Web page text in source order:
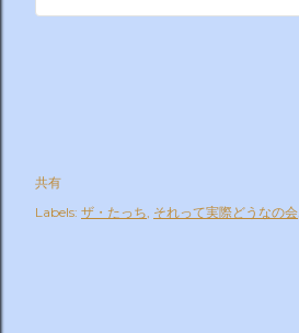
共有
Labels: ザ・たっち それって実際どうなの会